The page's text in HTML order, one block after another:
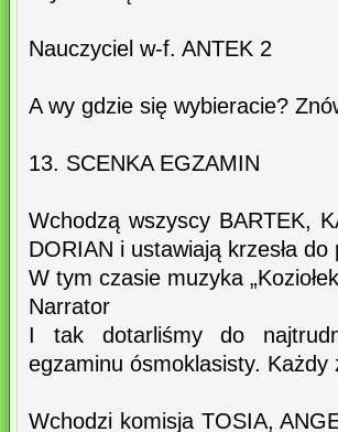
Nauczyciel w-f. ANTEK 2
A wy gdzie się wybieracie?
13. SCENKA EGZAMIN
Wchodzą wszyscy BARTEK,
DORIAN i ustawiają krzesła do
W tym czasie muzyka
Narrator
I tak dotarliśmy do
egzaminu ósmoklasisty. Każdy
Wchodzi komisja TOSIA,